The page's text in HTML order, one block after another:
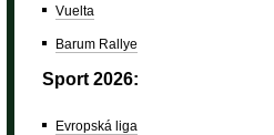
Vuelta
Barum Rallye
Sport 2026:
Evropská liga